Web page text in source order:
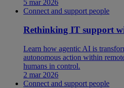
5 mar 2026
Connect and support people
Rethinking IT support
Learn how agentic AI is
autonomous action within
humans in control.
2 mar 2026
Connect and support people